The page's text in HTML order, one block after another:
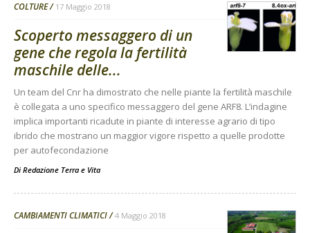
COLTURE 17 Maggio 2018
Scoperto messaggero di un
gene che regola la fertilità
maschile delle...
Un team del Cnr ha dimostrato che nelle piante la fertilità maschile
è collegata a uno specifico messaggero del gene ARF8. L’indagine
implica importanti ricadute in piante di interesse agrario di tipo
ibrido che mostrano un maggior vigore rispetto a quelle prodotte
per autofecondazione
Di Redazione Terra e Vita
CAMBIAMENTI CLIMATICI 4 Maggio 2018